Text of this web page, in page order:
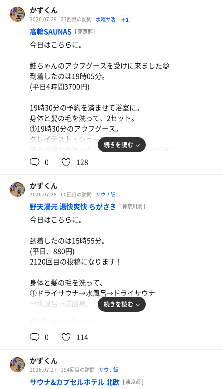
ご当地グルメもあって美味しかった😋
ほっけ半身定食(890円)、インゲン胡麻和え(60円)、厳
選高級ネギトロ(90円)
かなり久しぶりのしんぱちでした😋
水
肉野菜炒め(850円)、定食セット(400円)
かなり久しぶりに食堂利用😋
のんあるレモンサワー(400円)
イオンウォーター
回はガチのお休みアウフグースでした。
アロマの香りもよかったし、適宜換気してた
お陰で気持ちよい熱さ😂
2丁拳銃🔫もこの回は封印。
ご一緒した皆さま、ありがとうございました。
最後にお風呂入って、21時35分過ぎに退館。
かずくん
2026.07.29 23回目の訪問 水曜サ活 ＋1
高輪SAUNAS [ 東京都 ]
今日はこちらに。
鮭ちゃんのアウフグースを受けに来ました😆
到着したのは19時05分。
(平日4時間3700円)
19時30分の予約を済ませて浴室に。
身体と髪の毛を洗って、2セット。
①19時30分のアウフグース。
グレイテスト・ショーマン。
恵みの湯から貰ったハーブのインフュージョン
がよき😂
沖縄ソングメドレー。
盛り上がり方がいつもと違って面白かった🤔
合間に他のサウナは1セットずつ。
20時30分には夢海さんのアウフグースがあり
鮭ちゃん、夢海さんお疲れさまでした👋
ご一緒した皆さま、ありがとうございました。
上がって、21時55分に退館。
2026年浴鮭100日/2回(累計690日/1075回)
続きを読む
0 128
かずくん
2026.07.28 60回目の訪問 サウナ飯
野天湯元 湯快爽快 ちがさき [ 神奈川県 ]
今日はこちらに。
到着したのは15時55分。
(平日、880円)
2120回目の投稿になります！
身体と髪の毛を洗って、
①ドライサウナ→水風呂→ドライサウナ
→水風呂→炭酸泉。
さて、エリアの飲み会があるとのことで、
(健康診断でバリウム飲んだため、お酒は
飲みません🤣経費らしいのでお金かから
ないのは有り難い)
続きを読む
0 114
かずくん
2026.07.27 194回目の訪問 サウナ飯
サウナ&カプセルホテル 北欧 [ 東京都 ]